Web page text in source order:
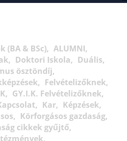
(BA & BSc)
ALUMNI
Doktori Iskola
Duális
ösztöndíj
Felvételizőknek
GY.I.K. Felvételizőknek
Kar
Képzések
Körforgásos gazdaság
cikkek gyűjtő